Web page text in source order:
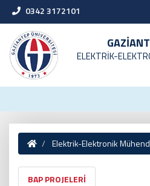
0342 3172101
ELEKTRİK-
Elektrik-Elektronik
BAP PROJELERİ